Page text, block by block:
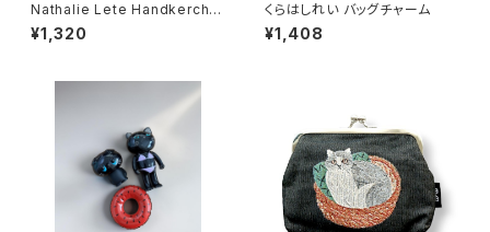
Nathalie Lete Handkerchie
f Jungle-Gray
¥1,320
くらはしれい バッグチャーム
¥1,408